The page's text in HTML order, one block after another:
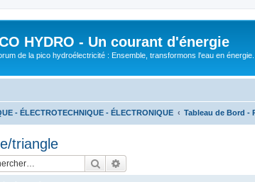
HYDRO - Un courant d'énergie
de la pico hydroélectricité : Ensemble, transformons l'eau en énergie.
- ÉLECTROTECHNIQUE - ÉLECTRONIQUE Tableau de Bord -
triangle
Rechercher